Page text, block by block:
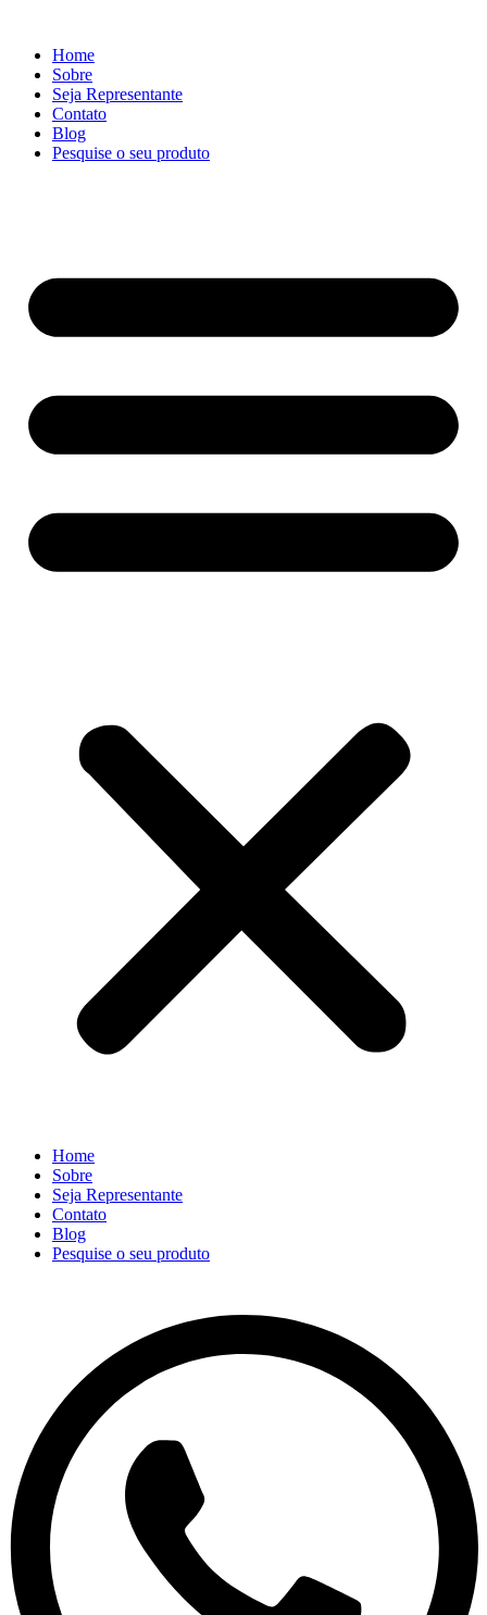
conteúdo
Home
Sobre
Seja Representante
Contato
Blog
Pesquise o seu produto
Home
Sobre
Seja Representante
Contato
Blog
Pesquise o seu produto